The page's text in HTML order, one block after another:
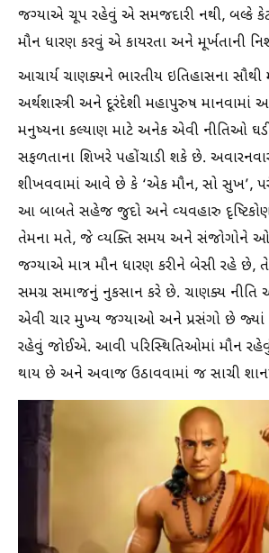
જગ્યાએ ચૂપ રહેવું એ સમજદારી નથી, બલ્કે
મૌન ધારણ કરવું એ કાયરતા અને મૂર્ખતાની
આચાર્ય ચાણક્યને ભારતીય ઇતિહાસના સૌથી
અર્થશાસ્ત્રી અને દૂરંદેશી મહાપુરુષ
મનુષ્યના કલ્યાણ માટે અનેક એવી નીતિઓ
સફળતાના શિખરે પહોંચાડી શકે છે.
શીખવવામાં આવે છે કે ‘એક મૌન, સો સુખ’,
આ બાબતે સહેજ જુદો અને વ્યવહારુ દૃષ્ટિકોણ
તેમના મતે, જે વ્યક્તિ સમય અને સંજોગોને
જગ્યાએ માત્ર મૌન ધારણ કરીને બેસી રહે છે,
સમગ્ર સમાજનું નુકસાન કરે છે. ચાણક્ય નીતિ
એવી ચાર મુખ્ય જગ્યાઓ અને પ્રસંગો છે જ્યાં
રહેવું જોઈએ. આવી પરિસ્થિતિઓમાં મૌન
થાય છે અને અવાજ ઉઠાવવામાં જ સાચી